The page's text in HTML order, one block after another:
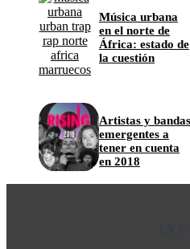
Música urbana
en el norte de
África: estado de
la cuestión
Artistas y bandas
emergentes a
tener en cuenta
en 2018